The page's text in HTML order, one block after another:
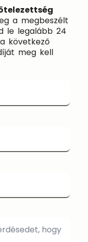
a megbeszélt
le legalább 24
következő
meg kell